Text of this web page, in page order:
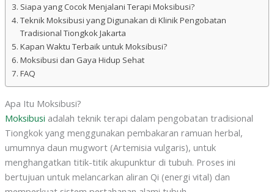
Siapa yang Cocok Menjalani Terapi Moksibusi?
Teknik Moksibusi yang Digunakan di Klinik Pengobatan
Tradisional Tiongkok Jakarta
Kapan Waktu Terbaik untuk Moksibusi?
Moksibusi dan Gaya Hidup Sehat
FAQ
Apa Itu Moksibusi?
Moksibusi adalah teknik terapi dalam pengobatan tradisional
Tiongkok yang menggunakan pembakaran ramuan herbal,
umumnya daun mugwort (Artemisia vulgaris), untuk
menghangatkan titik-titik akupunktur di tubuh. Proses ini
bertujuan untuk melancarkan aliran Qi (energi vital) dan